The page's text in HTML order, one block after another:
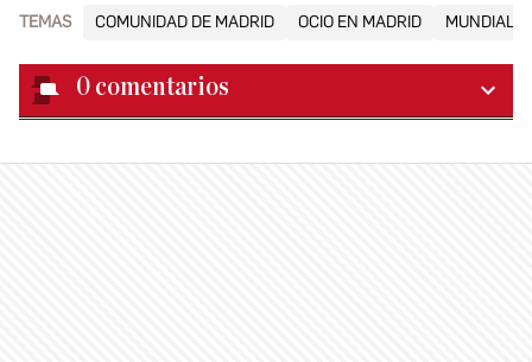
TEMAS COMUNIDAD DE MADRID OCIO EN MADRID MUNDIAL
0 comentarios